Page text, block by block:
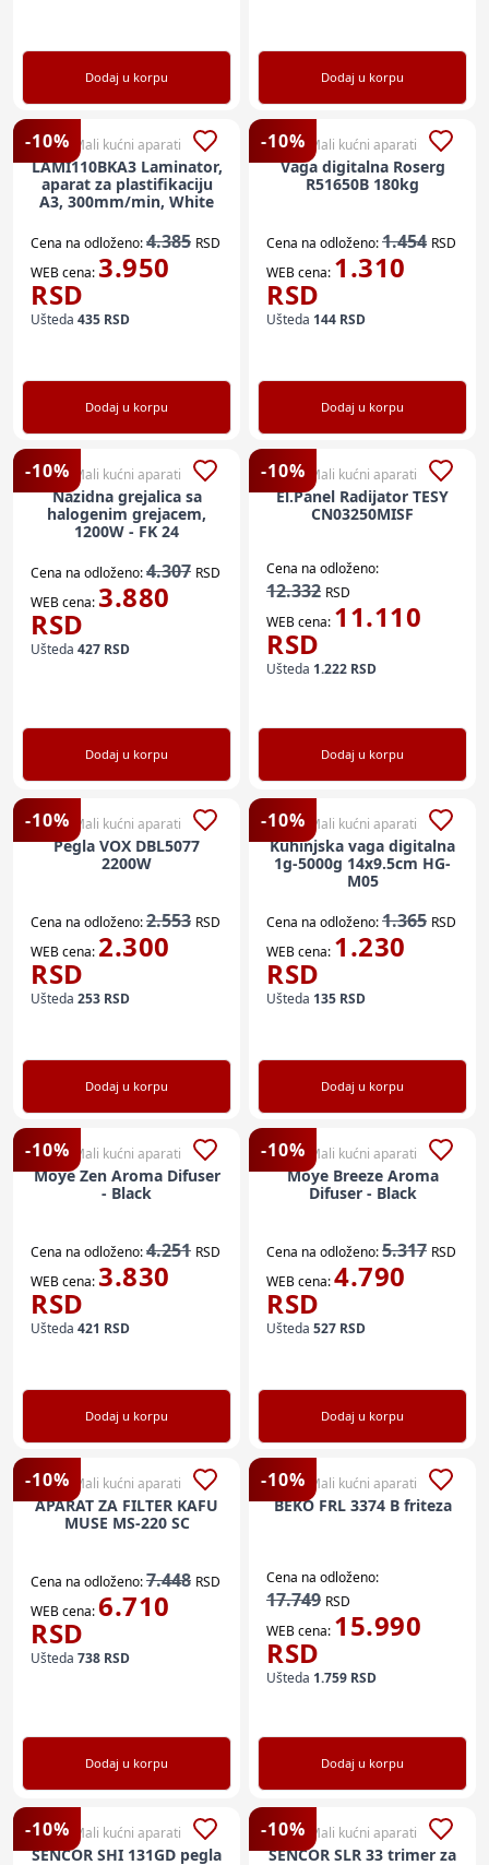
Dodaj u korpu Dodaj u korpu
-10% Mali kućni aparati
LAMI110BKA3 Laminator,
aparat za plastifikaciju
A3, 300mm/min, White
Cena na odloženo:4.385 RSD
WEB cena:3.950
RSD
Ušteda 435 RSD
Dodaj u korpu
-10% Mali kućni aparati
Vaga digitalna Roserg
R51650B 180kg
Cena na odloženo:1.454 RSD
WEB cena: 1.310
RSD
Ušteda 144 RSD
Dodaj u korpu
-10% Mali kućni aparati
Nazidna grejalica sa
halogenim grejacem,
1200W - FK 24
Cena na odloženo:4.307 RSD
WEB cena:3.880
RSD
Ušteda 427 RSD
Dodaj u korpu
-10% Mali kućni aparati
El.Panel Radijator TESY
CN03250MISF
Cena na odloženo:
12.332 RSD
WEB cena: 11.110
RSD
Ušteda 1.222 RSD
Dodaj u korpu
-10% Mali kućni aparati
Pegla VOX DBL5077
2200W
Cena na odloženo:2.553 RSD
WEB cena: 2.300
RSD
Ušteda 253 RSD
Dodaj u korpu
-10% Mali kućni aparati
Kuhinjska vaga digitalna
1g-5000g 14x9.5cm HG-
M05
Cena na odloženo:1.365 RSD
WEB cena: 1.230
RSD
Ušteda 135 RSD
Dodaj u korpu
-10% Mali kućni aparati
Moye Zen Aroma Difuser
- Black
Cena na odloženo:4.251 RSD
WEB cena:3.830
RSD
Ušteda 421 RSD
Dodaj u korpu
-10% Mali kućni aparati
Moye Breeze Aroma
Difuser - Black
Cena na odloženo:5.317 RSD
WEB cena:4.790
RSD
Ušteda 527 RSD
Dodaj u korpu
-10% Mali kućni aparati
APARAT ZA FILTER KAFU
MUSE MS-220 SC
Cena na odloženo:7.448 RSD
WEB cena:6.710
RSD
Ušteda 738 RSD
Dodaj u korpu
-10% Mali kućni aparati
BEKO FRL 3374 B friteza
Cena na odloženo:
17.749 RSD
WEB cena: 15.990
RSD
Ušteda 1.759 RSD
Dodaj u korpu
-10% Mali kućni aparati
SENCOR SHI 131GD pegla
-10% Mali kućni aparati
SENCOR SLR 33 trimer za